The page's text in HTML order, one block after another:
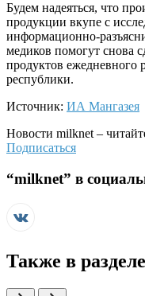
Будем надеяться, что
продукции вкупе с
информационно-
медиков помогут снова
продуктов ежедневного
республики.
Источник: ИА Мангазея
Новости milknet –
Подписаться
“milknet” в
Также в разделе